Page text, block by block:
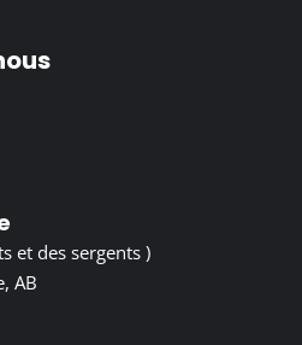
et des sergents )
AB